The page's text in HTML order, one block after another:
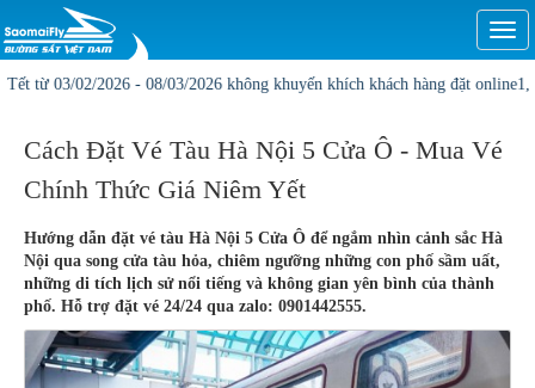
2026 - 08/03/2026 không khuyến khích khách hàng đặt online1, Vị trí
Cách Đặt Vé Tàu Hà Nội 5 Cửa Ô - Mua Vé
Chính Thức Giá Niêm Yết
Hướng dẫn đặt vé tàu Hà Nội 5 Cửa Ô để ngắm nhìn cảnh sắc Hà
Nội qua song cửa tàu hỏa, chiêm ngưỡng những con phố sầm uất,
những di tích lịch sử nổi tiếng và không gian yên bình của thành
phố. Hỗ trợ đặt vé 24/24 qua zalo: 0901442555.